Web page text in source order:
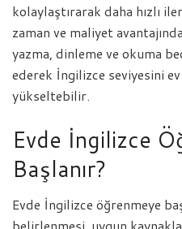
kolaylaştırarak daha hızlı
zaman ve maliyet
yazma, dinleme ve okuma
ederek İngilizce seviyesini
yükseltebilir.
Evde İngilizce
Başlanır?
Evde İngilizce öğrenmeye